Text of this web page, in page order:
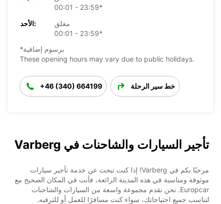
00:01 - 23:59*
الأحد:
مغلق
00:01 - 23:59*
*برسوم إضافية
These opening hours may vary due to public holidays.
+46 (340) 664199 خط سير الرحلة
تأجير السيارات والشاحنات في Varberg
مرحبًا بكم في Varberg! إذا كنت تبحث عن خدمة تأجير سيارات
موثوقة ومناسبة في هذه المدينة الرائعة، فأنت في المكان الصحيح مع
Europcar. نحن نقدم مجموعة واسعة من السيارات والشاحنات
لتناسب جميع احتياجاتك، سواء كنت مسافرًا للعمل أو للترفيه.